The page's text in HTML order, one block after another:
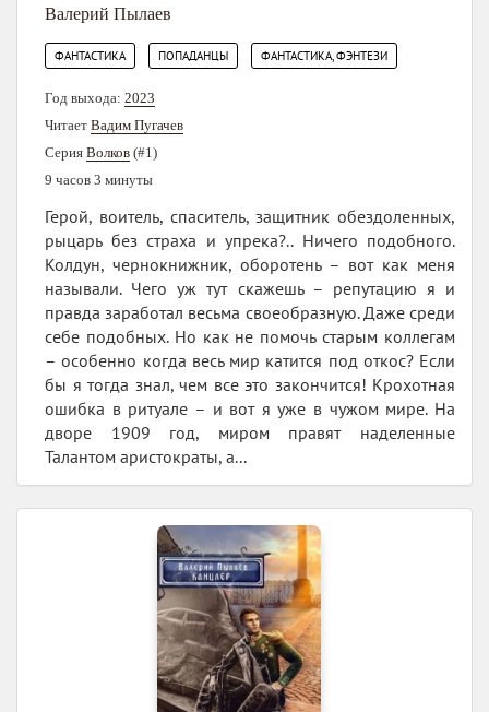
Валерий Пылаев
ФАНТАСТИКА ПОПАДАНЦЫ ФАНТАСТИКА, ФЭНТЕЗИ
Год выхода: 2023
Читает Вадим Пугачев
Серия Волков (#1)
9 часов 3 минуты
Герой, воитель, спаситель, защитник обездоленных,
рыцарь без страха и упрека?.. Ничего подобного.
Колдун, чернокнижник, оборотень – вот как меня
называли. Чего уж тут скажешь – репутацию я и
правда заработал весьма своеобразную. Даже среди
себе подобных. Но как не помочь старым коллегам
– особенно когда весь мир катится под откос? Если
бы я тогда знал, чем все это закончится! Крохотная
ошибка в ритуале – и вот я уже в чужом мире. На
дворе 1909 год, миром правят наделенные
Талантом аристократы, а...